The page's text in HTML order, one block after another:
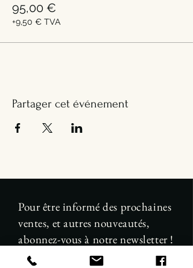
95,00 €
+9,50 € TVA
Partager cet événement
Pour être informé des prochaines
ventes, et autres nouveautés,
abonnez-vous à notre newsletter !
E-mail